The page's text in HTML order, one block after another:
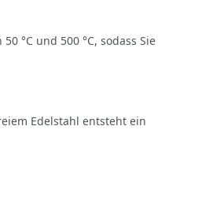
°C und 500 °C, sodass Sie
Edelstahl entsteht ein